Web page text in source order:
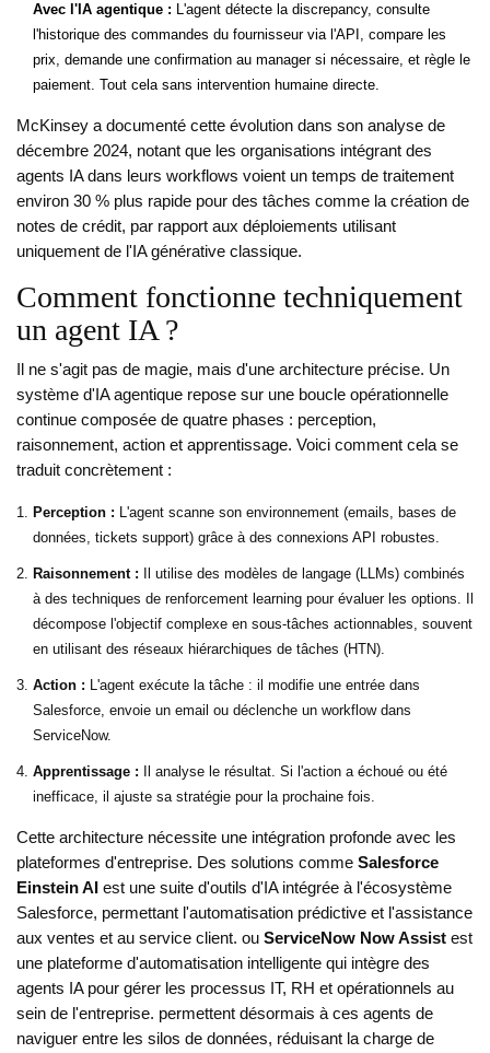
Avec l'IA agentique : L'agent détecte la discrepancy, consulte
l'historique des commandes du fournisseur via l'API, compare les
prix, demande une confirmation au manager si nécessaire, et règle le
paiement. Tout cela sans intervention humaine directe.
McKinsey a documenté cette évolution dans son analyse de
décembre 2024, notant que les organisations intégrant des
agents IA dans leurs workflows voient un temps de traitement
environ 30 % plus rapide pour des tâches comme la création de
notes de crédit, par rapport aux déploiements utilisant
uniquement de l'IA générative classique.
Comment fonctionne techniquement
un agent IA ?
Il ne s'agit pas de magie, mais d'une architecture précise. Un
système d'IA agentique repose sur une boucle opérationnelle
continue composée de quatre phases : perception,
raisonnement, action et apprentissage. Voici comment cela se
traduit concrètement :
Perception : L'agent scanne son environnement (emails, bases de
données, tickets support) grâce à des connexions API robustes.
Raisonnement : Il utilise des modèles de langage (LLMs) combinés
à des techniques de renforcement learning pour évaluer les options. Il
décompose l'objectif complexe en sous-tâches actionnables, souvent
en utilisant des réseaux hiérarchiques de tâches (HTN).
Action : L'agent exécute la tâche : il modifie une entrée dans
Salesforce, envoie un email ou déclenche un workflow dans
ServiceNow.
Apprentissage : Il analyse le résultat. Si l'action a échoué ou été
inefficace, il ajuste sa stratégie pour la prochaine fois.
Cette architecture nécessite une intégration profonde avec les
plateformes d'entreprise. Des solutions comme Salesforce
Einstein AI est une suite d'outils d'IA intégrée à l'écosystème
Salesforce, permettant l'automatisation prédictive et l'assistance
aux ventes et au service client. ou ServiceNow Now Assist est
une plateforme d'automatisation intelligente qui intègre des
agents IA pour gérer les processus IT, RH et opérationnels au
sein de l'entreprise. permettent désormais à ces agents de
naviguer entre les silos de données, réduisant la charge de